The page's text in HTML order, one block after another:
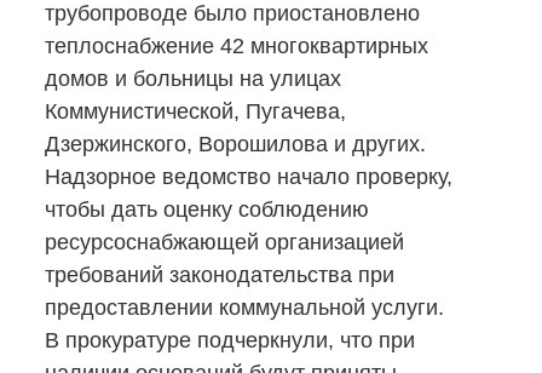
трубопроводе было приостановлено
теплоснабжение 42 многоквартирных
домов и больницы на улицах
Коммунистической, Пугачева,
Дзержинского, Ворошилова и других.
Надзорное ведомство начало проверку,
чтобы дать оценку соблюдению
ресурсоснабжающей организацией
требований законодательства при
предоставлении коммунальной услуги.
В прокуратуре подчеркнули, что при